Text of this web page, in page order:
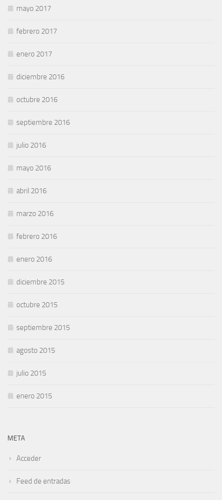
mayo 2017
febrero 2017
enero 2017
diciembre 2016
octubre 2016
septiembre 2016
julio 2016
mayo 2016
abril 2016
marzo 2016
febrero 2016
enero 2016
diciembre 2015
octubre 2015
septiembre 2015
agosto 2015
julio 2015
enero 2015
META
Acceder
Feed de entradas